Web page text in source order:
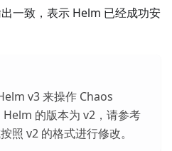
一致，表示 Helm 已经成功安
v3 来操作 Chaos
的版本为 v2，请参考
照 v2 的格式进行修改。